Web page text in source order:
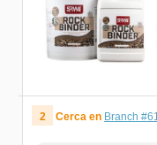
2 Cerca en Branch